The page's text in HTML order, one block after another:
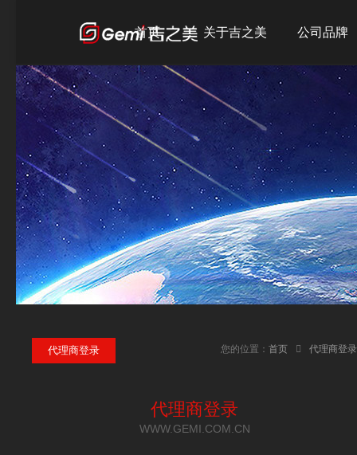
公司品牌
吉宝
吉优
关于吉之美
公司简介
发展历程
企业文化
荣誉资质
首页
您的位置： 首页 代理商登录
代理商登录
代理商登录
WWW.GEMI.COM.CN